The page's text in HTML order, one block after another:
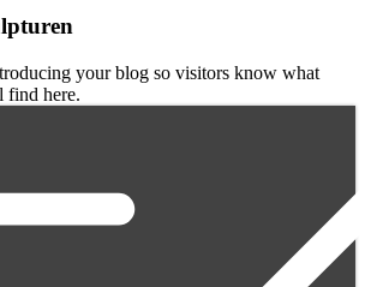
your blog so visitors know what
find here.